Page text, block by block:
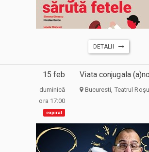
DETALII
15 feb
duminică
ora 17:00
expirat
Viata conjugala
Bucuresti, Teatrul Roșu